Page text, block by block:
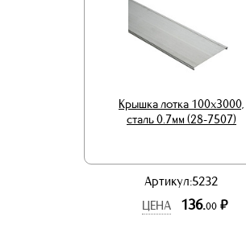
Крышка лотка 100х3000,
сталь 0.7мм (28-7507)
Артикул:5232
ЦЕНА
136.00 р.